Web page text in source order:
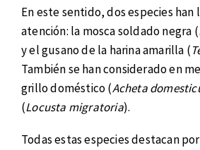
En este sentido, dos especies han
atención: la mosca soldado negra (
y el gusano de la harina amarilla (
También se han considerado en
grillo doméstico (Acheta
(Locusta migratoria).
Todas estas especies destacan